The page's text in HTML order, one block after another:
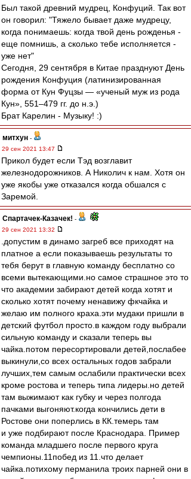
Был такой древний мудрец, Конфуций. Так вот
он говорил: "Тяжело бывает даже мудрецу,
когда понимаешь: когда твой день рожденья -
еще помнишь, а сколько тебе исполняется -
уже нет"
Сегодня, 29 сентября в Китае празднуют День
рождения Конфуция (латинизированная
форма от Кун Фуцзы — «ученый муж из рода
Кун», 551–479 гг. до н.э.)
Брат Карелин - Музыку! :)
митхун -
29 сен 2021 13:47
Прикол будет если Тэд возглавит
железнодорожников. А Николич к нам. Хотя он
уже якобы уже отказался когда обшался с
Заремой.
Спартачек-Казачек! -
29 сен 2021 13:32
.допустим в динамо загреб все приходят на
платное а если показываешь результаты то
тебя берут в главную команду бесплатно со
всеми вытекающими.но самое страшное это то
что академии забирают детей когда хотят и
сколько хотят почему ненавижу фкчайка и
желаю им полного краха.эти мудаки пришли в
детский футбол просто.в каждом году выбрали
сильную команду и сказали теперь вы
чайка.потом пересортировали детей,послабее
выкинули,со всех остальных годов забрали
лучших,тем самым ослабили практически всех
кроме ростова и теперь типа лидеры.но детей
там выжимают как губку и через полгода
пачками выгоняют.когда кончились дети в
Ростове они поперлись в КК.темерь там
и уже подбирают после Краснодара. Пример
команда младшего после первого круга
чемпионы.11побед из 11.что делает
чайка.потихому перманила троих парней они в